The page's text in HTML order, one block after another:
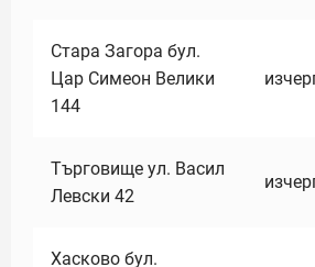
Стара Загора бул.
Цар Симеон Велики
144
Търговище ул. Васил
Левски 42
Хасково бул.